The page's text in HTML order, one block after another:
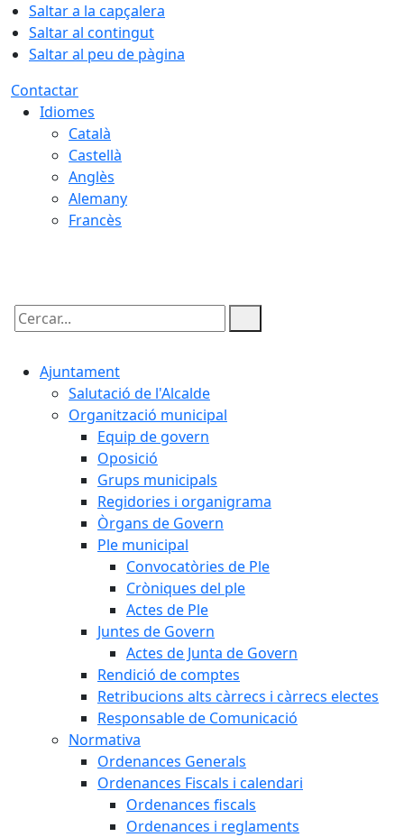
Saltar a la capçalera
Saltar al contingut
Saltar al peu de pàgina
Contactar
Idiomes
Català
Castellà
Anglès
Alemany
Francès
Cercar:
Ajuntament
Salutació de l'Alcalde
Organització municipal
Equip de govern
Oposició
Grups municipals
Regidories i organigrama
Òrgans de Govern
Ple municipal
Convocatòries de Ple
Cròniques del ple
Actes de Ple
Juntes de Govern
Actes de Junta de Govern
Rendició de comptes
Retribucions alts càrrecs i càrrecs electes
Responsable de Comunicació
Normativa
Ordenances Generals
Ordenances Fiscals i calendari
Ordenances fiscals
Ordenances i reglaments